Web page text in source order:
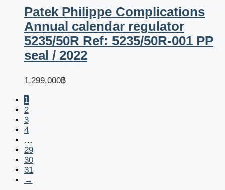
Patek Philippe Complications
Annual calendar regulator
5235/50R Ref: 5235/50R-001 PP
seal / 2022
1,299,000฿
1
2
3
4
…
29
30
31
→